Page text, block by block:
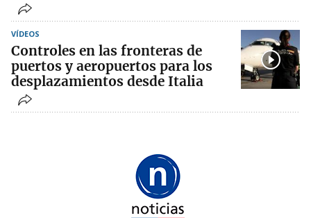
VÍDEOS
Controles en las fronteras de
puertos y aeropuertos para los
desplazamientos desde Italia